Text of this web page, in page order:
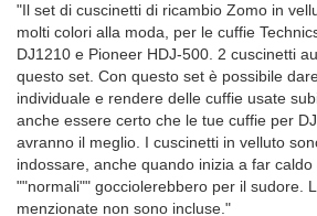
"Il set di cuscinetti di ricambio Zomo in
molti colori alla moda, per le cuffie
DJ1210 e Pioneer HDJ-500. 2 cuscinetti
questo set. Con questo set è possibile
individuale e rendere delle cuffie usate
anche essere certo che le tue cuffie per
avranno il meglio. I cuscinetti in velluto
indossare, anche quando inizia a far caldo
""normali"" gocciolerebbero per il sudore.
menzionate non sono incluse."